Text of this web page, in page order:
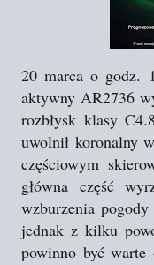
20 marca o godz.
aktywny AR2736
rozbłysk klasy
uwolnił koronalny
częściowym
główna część
wzburzenia
jednak z kilku
powinno być warte